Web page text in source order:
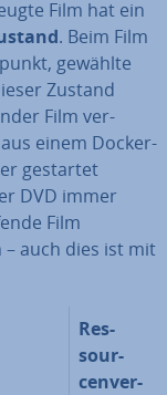
Film hat ein
. Beim Film
gewählte
Zustand
Film ver­
einem Docker-
gestartet
DVD immer
Film
auch dies ist mit
Res­
sour­
cen­ver­